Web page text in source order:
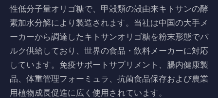
性低分子量オリゴ糖で、甲殻類の殻由来キトサンの酵
素加水分解により製造されます。当社は中国の大手メ
ーカーから調達したキトサンオリゴ糖を粉末形態でバ
ルク供給しており、世界の食品・飲料メーカーに対応
しています。免疫サポートサプリメント、腸内健康製
品、体重管理フォーミュラ、抗菌食品保存および農業
用植物成長促進に広く使用されています。